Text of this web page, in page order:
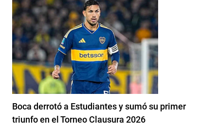
Boca derrotó a Estudiantes y sumó su primer
triunfo en el Torneo Clausura 2026